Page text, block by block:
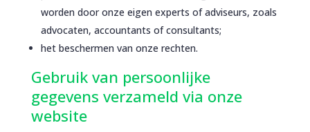
worden door onze eigen experts of adviseurs, zoals
advocaten, accountants of consultants;
het beschermen van onze rechten.
Gebruik van persoonlijke
gegevens verzameld via onze
website